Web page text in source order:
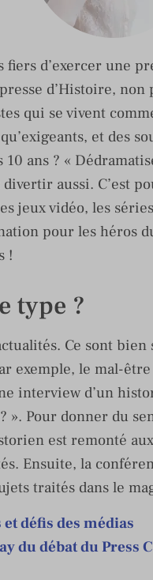
d’exercer une
d’Histoire, non
qui se vivent
et des
ans ? «
aussi. C’est
jeux vidéo, les
pour les héros
!
type ?
Ce sont bien
exemple, le mal-
interview d’un
». Pour donner du
est remonté
Ensuite, la
traités dans le
et défis des médias
du débat du Press